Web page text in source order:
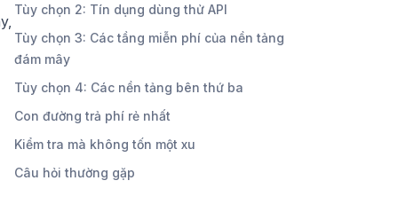
Tùy chọn 2: Tín dụng dùng thử API
Tùy chọn 3: Các tầng miễn phí của nền tảng
đám mây
Tùy chọn 4: Các nền tảng bên thứ ba
Con đường trả phí rẻ nhất
Kiểm tra mà không tốn một xu
Câu hỏi thường gặp